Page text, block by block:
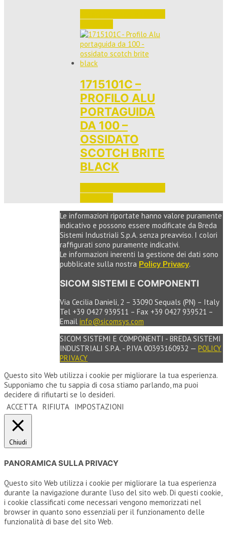
1715101C –
PROFILO ALU
PORTAGUIDA
DA 100 –
OSSIDATO
SCOTCH BRITE
BLACK
Le informazioni riportate hanno valore puramente
indicativo e possono essere modificate da Breda
Sistemi Industriali S.p.A. senza preavviso. I colori
raffigurati sono puramente indicativi.
Le informazioni inerenti la gestione dei dati sono
pubblicate sulla nostra Policy Privacy.
SICOM SISTEMI E COMPONENTI
Via Cecilia Danieli, 2 – 33090 Sequals (PN) – Italy
Tel +39 0427 939511 – Fax +39 0427 939521 –
Email info@sicomsys.com
SICOM SISTEMI E COMPONENTI - BREDA SISTEMI
INDUSTRIALI S.P.A. - P.IVA 00393160932 — POLICY
PRIVACY
Questo sito Web utilizza i cookie per migliorare la tua esperienza.
Supponiamo che tu sappia di cosa stiamo parlando, ma puoi
decidere di rifiutarti se lo desideri.
ACCETTA RIFIUTA IMPOSTAZIONI
Chiudi
PANORAMICA SULLA PRIVACY
Questo sito Web utilizza i cookie per migliorare la tua esperienza
durante la navigazione durante l'uso del sito web. Di questi cookie,
i cookie classificati come necessari vengono memorizzati nel
browser in quanto sono essenziali per il funzionamento delle
funzionalità di base del sito Web.